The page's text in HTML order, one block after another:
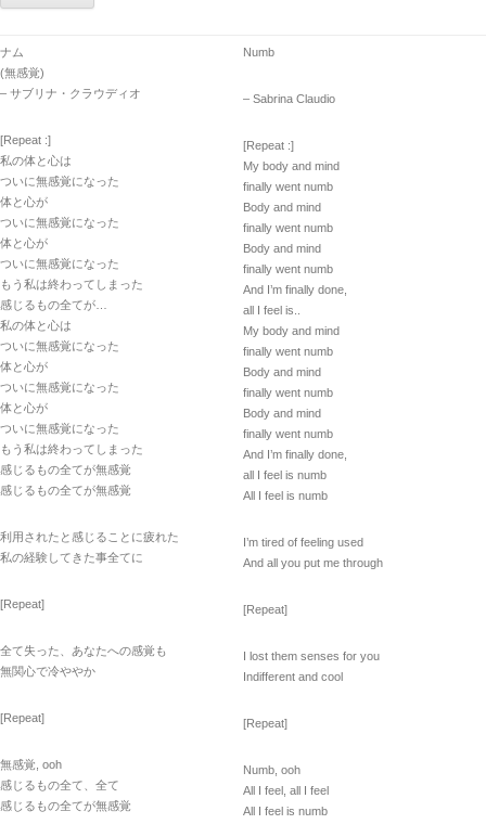
ナム
(無感覚)
– サブリナ・クラウディオ
[Repeat :]
私の体と心は
ついに無感覚になった
体と心が
ついに無感覚になった
体と心が
ついに無感覚になった
もう私は終わってしまった
感じるもの全てが…
私の体と心は
ついに無感覚になった
体と心が
ついに無感覚になった
体と心が
ついに無感覚になった
もう私は終わってしまった
感じるもの全てが無感覚
感じるもの全てが無感覚
利用されたと感じることに疲れた
私の経験してきた事全てに
[Repeat]
全て失った、あなたへの感覚も
無関心で冷ややか
[Repeat]
無感覚, ooh
感じるもの全て、全て
感じるもの全てが無感覚
Numb
– Sabrina Claudio
[Repeat :]
My body and mind
finally went numb
Body and mind
finally went numb
Body and mind
finally went numb
And I’m finally done,
all I feel is..
My body and mind
finally went numb
Body and mind
finally went numb
Body and mind
finally went numb
And I’m finally done,
all I feel is numb
All I feel is numb
I’m tired of feeling used
And all you put me through
[Repeat]
I lost them senses for you
Indifferent and cool
[Repeat]
Numb, ooh
All I feel, all I feel
All I feel is numb